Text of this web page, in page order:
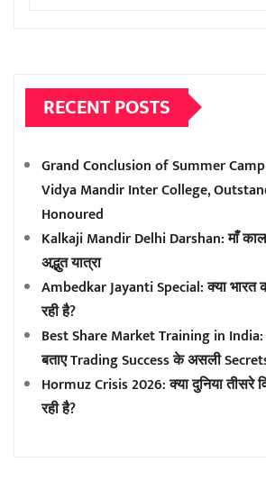
RECENT POSTS
Grand Conclusion of Summer
Vidya Mandir Inter College,
Honoured
Kalkaji Mandir Delhi Darshan: माँ
अद्भुत यात्रा
Ambedkar Jayanti Special: क्या भारत
रही है?
Best Share Market Training in
बताए Trading Success के असली
Hormuz Crisis 2026: क्या दुनिया तीसरे
रही है?